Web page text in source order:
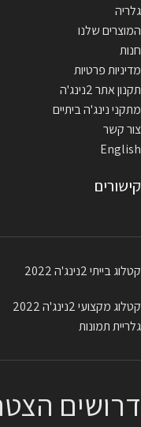
גלריה
המוצרים שלנו
חנות
מדיניות פרטיות
תקנון אתר 2נינג'ה
מתקני נינג'ה ביתיים
צור קשר
English
קישורים
קטלוג בייתי 2נינג'ה 2022
קטלוג מקצועי 2נינג'ה 2022
גלריית תמונות
דרושים